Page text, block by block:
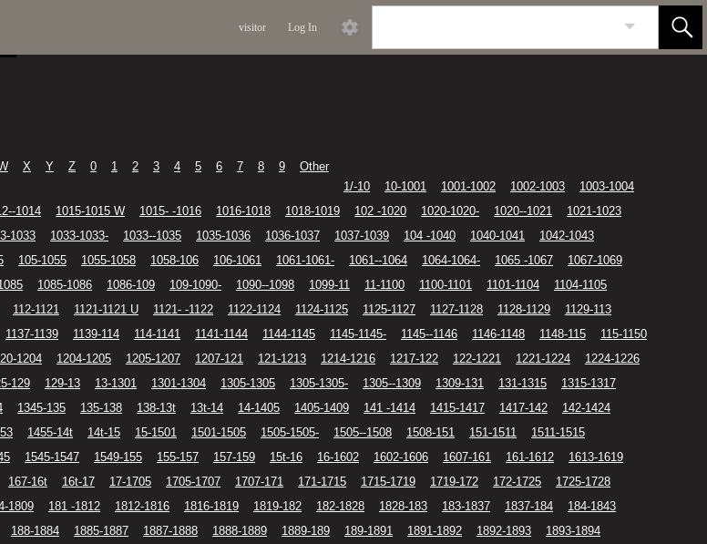
visitor Log In
X Y Z 0 1 2 3 4 5 6 7 8 9
Other
1/-10
10-1001 1001-1002 1002-1003
1003-1004
1014 1015-1015 W 1015- -1016 1016-1018 1018-1019 102 -1020 1020-1020- 1020--1021
1021-1023
1033 1033-1033- 1033--1035 1035-1036 1036-1037 1037-1039 104 -1040 1040-1041
1042-1043
105-1055 1055-1058 1058-106 106-1061 1061-1061- 1061--1064 1064-1064- 1065 -1067
1067-1069
1085-1086 1086-109 109-1090- 1090--1098 1099-11 11-1100 1100-1101 1101-1104
1104-1105
112-1121 1121-1121 U 1121- -1122 1122-1124 1124-1125 1125-1127 1127-1128 1128-1129
1129-113
1137-1139 1139-114 114-1141 1141-1144 1144-1145 1145-1145- 1145--1146 1146-1148 1148-115
115-1150
1204 1204-1205 1205-1207 1207-121 121-1213 1214-1216 1217-122 122-1221 1221-1224
1224-1226
129 129-13 13-1301 1301-1304 1305-1305 1305-1305- 1305--1309 1309-131 131-1315
1315-1317
1345-135 135-138 138-13t 13t-14 14-1405 1405-1409 141 -1414 1415-1417 1417-142
142-1424
1455-14t 14t-15 15-1501 1501-1505 1505-1505- 1505--1508 1508-151 151-1511
1511-1515
1545-1547 1549-155 155-157 157-159 15t-16 16-1602 1602-1606 1607-161 161-1612
1613-1619
167-16t 16t-17 17-1705 1705-1707 1707-171 171-1715 1715-1719 1719-172 172-1725
1725-1728
1809 181 -1812 1812-1816 1816-1819 1819-182 182-1828 1828-183 183-1837 1837-184
184-1843
188-1884 1885-1887 1887-1888 1888-1889 1889-189 189-1891 1891-1892 1892-1893
1893-1894